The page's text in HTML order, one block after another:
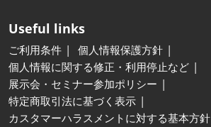
Useful links
ご利用条件
個人情報保護方針
個人情報に関する修正・利用停止など
展示会・セミナー参加ポリシー
特定商取引法に基づく表示
カスタマーハラスメントに対する基本方針